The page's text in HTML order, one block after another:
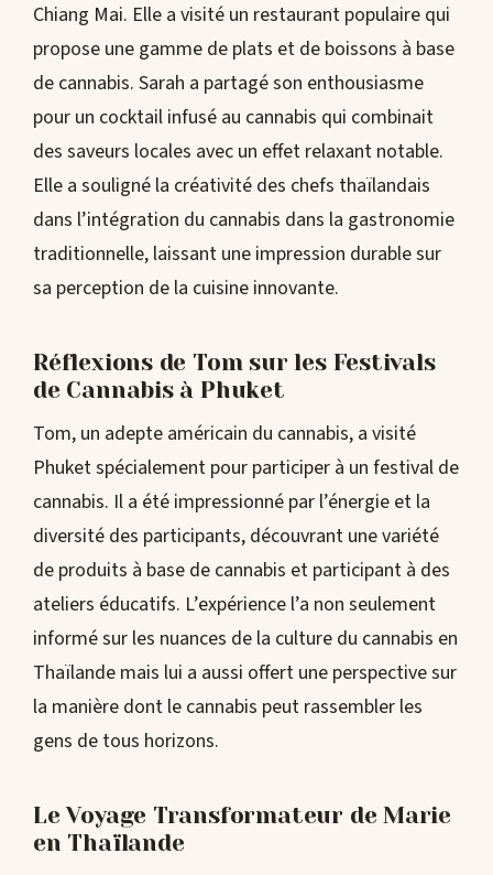
Chiang Mai. Elle a visité un restaurant populaire qui
propose une gamme de plats et de boissons à base
de cannabis. Sarah a partagé son enthousiasme
pour un cocktail infusé au cannabis qui combinait
des saveurs locales avec un effet relaxant notable.
Elle a souligné la créativité des chefs thaïlandais
dans l’intégration du cannabis dans la gastronomie
traditionnelle, laissant une impression durable sur
sa perception de la cuisine innovante.
Réflexions de Tom sur les Festivals
de Cannabis à Phuket
Tom, un adepte américain du cannabis, a visité
Phuket spécialement pour participer à un festival de
cannabis. Il a été impressionné par l’énergie et la
diversité des participants, découvrant une variété
de produits à base de cannabis et participant à des
ateliers éducatifs. L’expérience l’a non seulement
informé sur les nuances de la culture du cannabis en
Thaïlande mais lui a aussi offert une perspective sur
la manière dont le cannabis peut rassembler les
gens de tous horizons.
Le Voyage Transformateur de Marie
en Thaïlande